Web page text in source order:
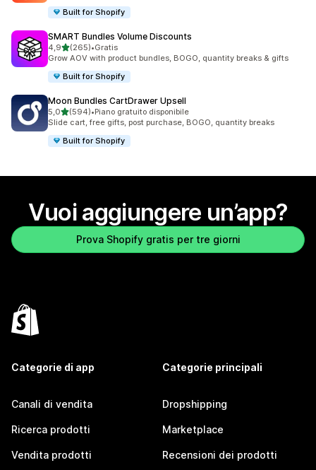
Built for Shopify
SMART Bundles Volume Discounts
4,9stelle su 5
(265)
265 recensioni totali
•Gratis
Grow AOV with product bundles, BOGO, quantity breaks & gifts
Built for Shopify
Moon Bundles CartDrawer Upsell
5,0stelle su 5
(594)
594 recensioni totali
•Piano gratuito disponibile
Slide cart, free gifts, post purchase, BOGO, quantity breaks
Built for Shopify
Vuoi aggiungere un’app?
Prova Shopify gratis per tre giorni
Categorie di app
Canali di vendita
Ricerca prodotti
Vendita prodotti
Categorie principali
Dropshipping
Marketplace
Recensioni dei prodotti